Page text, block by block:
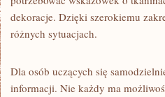
dekoracje. Dzięki szerokiemu
różnych sytuacjach.
Dla osób uczących się
informacji. Nie każdy ma